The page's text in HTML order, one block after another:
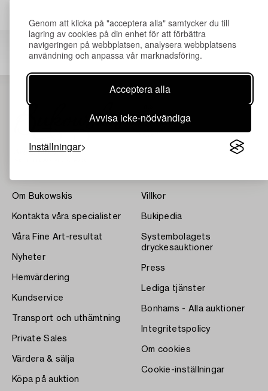
Genom att klicka på "acceptera alla" samtycker du till
lagring av cookies på din enhet för att förbättra
navigeringen på webbplatsen, analysera webbplatsens
användning och anpassa vår marknadsföring.
Acceptera alla
Avvisa icke-nödvändiga
Inställningar
Andra har även tittat på
Om Bukowskis
Kontakta våra specialister
Våra Fine Art-resultat
Nyheter
Hemvärdering
Kundservice
Transport och uthämtning
Private Sales
Värdera & sälja
Köpa på auktion
Villkor
Bukipedia
Systembolagets
dryckesauktioner
Press
Lediga tjänster
Bonhams - Alla auktioner
Integritetspolicy
Om cookies
Cookie-inställningar